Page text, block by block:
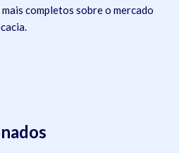
completos sobre o mercado